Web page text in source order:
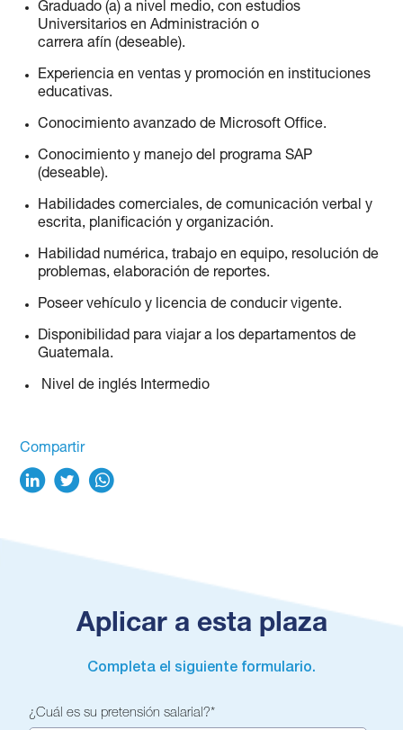
Graduado (a) a nivel medio, con estudios
Universitarios en Administración o
carrera afín (deseable).
Experiencia en ventas y promoción en instituciones
educativas.
Conocimiento avanzado de Microsoft Office.
Conocimiento y manejo del programa SAP
(deseable).
Habilidades comerciales, de comunicación verbal y
escrita, planificación y organización.
Habilidad numérica, trabajo en equipo, resolución de
problemas, elaboración de reportes.
Poseer vehículo y licencia de conducir vigente.
Disponibilidad para viajar a los departamentos de
Guatemala.
Nivel de inglés Intermedio
Compartir
Aplicar a esta plaza
Completa el siguiente formulario.
¿Cuál es su pretensión salarial?*